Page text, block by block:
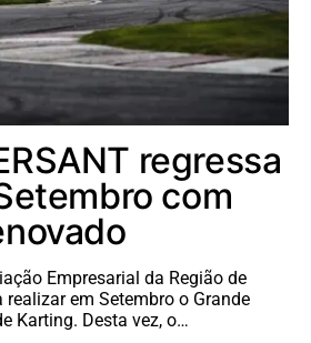
regressa
com
Empresarial da Região de
em Setembro o Grande
Karting. Desta vez, o…